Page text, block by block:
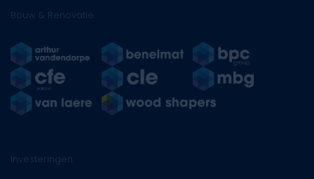
Bouw & Renovatie
Investeringen